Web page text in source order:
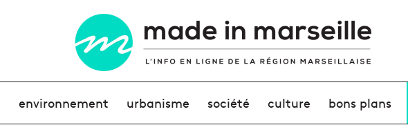
environnement urbanisme société culture bons plans